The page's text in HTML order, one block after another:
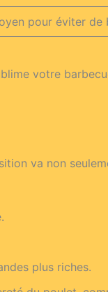
pour éviter de
votre
va non
plus riches.